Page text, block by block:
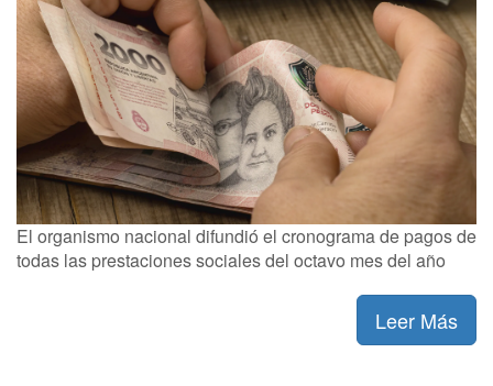
El organismo nacional difundió el cronograma de pagos de
todas las prestaciones sociales del octavo mes del año
Leer Más